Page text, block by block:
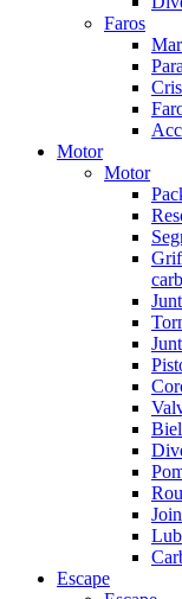
Faros
Motor
Motor
Escape